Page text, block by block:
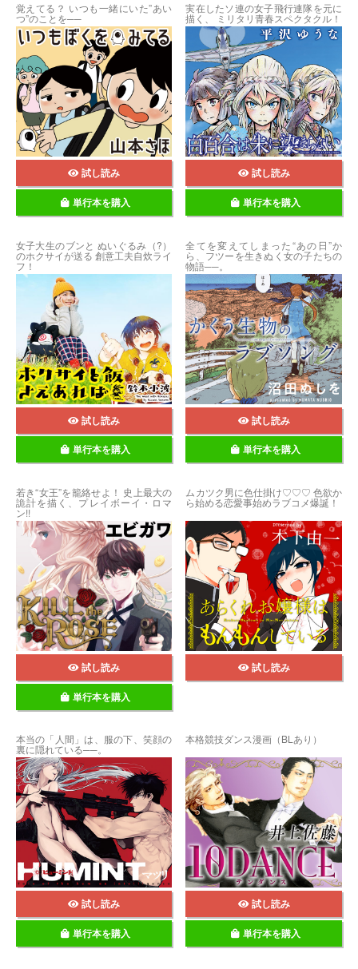
覚えてる？ いつも一緒にいた”あい
つ”のことを──
試し読み
単行本を購入
実在したソ連の女子飛行連隊を元に
描く、 ミリタリ青春スペクタクル！
試し読み
単行本を購入
女子大生のブンと ぬいぐるみ（?）
のホクサイが送る 創意工夫自炊ライ
フ！
試し読み
単行本を購入
全てを変えてしまった“あの日”か
ら、フツーを生きぬく女の子たちの
物語──。
試し読み
単行本を購入
若き“女王”を籠絡せよ！ 史上最大の
詭計を描く、プレイボーイ・ロマ
ン!!
試し読み
単行本を購入
ムカツク男に色仕掛け♡♡♡ 色欲か
ら始める恋愛事始めラブコメ爆誕！
試し読み
本当の「人間」は、服の下、笑顔の
裏に隠れている──。
試し読み
単行本を購入
本格競技ダンス漫画（BLあり）
試し読み
単行本を購入